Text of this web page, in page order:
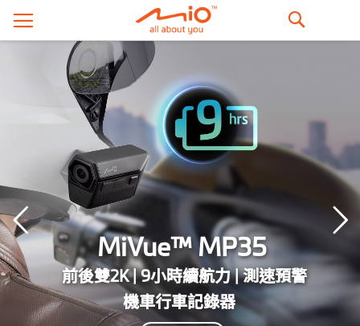
搜
機車行車記錄器
MiVue™ MP35
前後雙2K | 9小時續航力 | 測速預警